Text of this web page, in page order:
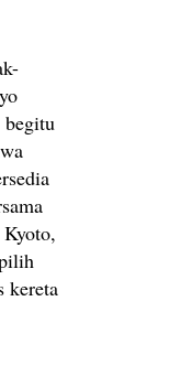
begitu
kereta